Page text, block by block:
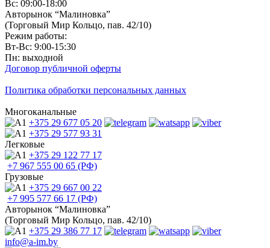
Вс: 09:00-18:00
Авторынок “Малиновка”
(Торговый Мир Кольцо, пав. 42/10)
Режим работы:
Вт-Вс: 9:00-15:30
Пн: выходной
Договор публичной оферты
Политика обработки персональных данных
Многоканальные
+375 29 677 05 20
+375 29 577 93 31
Легковые
+375 29 122 77 17
+7 967 555 00 65 (РФ)
Грузовые
+375 29 667 00 22
+7 995 577 66 17 (РФ)
Авторынок “Малиновка”
(Торговый Мир Кольцо, пав. 42/10)
+375 29 386 77 17
info@a-im.by